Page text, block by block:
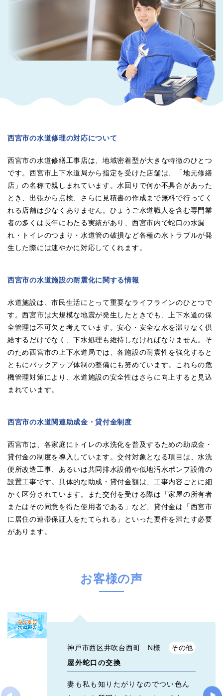
西宮市の水道修理の対応について
西宮市の水道修繕工事店は、地域密着型が大きな特徴のひとつ
です。西宮市上下水道局から指定を受けた店舗は、「地元修繕
店」の名称で親しまれています。水回りで何か不具合があった
とき、出張から点検、さらに見積書の作成まで無料で行ってく
れる店舗は少なくありません。ひょうご水道職人を含む専門業
者の多くは長年にわたる実績があり、西宮市内で蛇口の水漏
れ・トイレのつまり・水道管の破損など各種の水トラブルが発
生した際には速やかに対応してくれます。
西宮市の水道施設の耐震化に関する情報
水道施設は、市民生活にとって重要なライフラインのひとつで
す。西宮市は大規模な地震が発生したときでも、上下水道の保
全管理は不可欠と考えています。安心・安全な水を滞りなく供
給するだけでなく、下水処理も維持しなければなりません。そ
のため西宮市の上下水道局では、各施設の耐震性を強化すると
ともにバックアップ体制の整備にも努めています。これらの危
機管理対策により、水道施設の安全性はさらに向上すると見込
まれています。
西宮市の水道関連助成金・貸付金制度
西宮市は、各家庭にトイレの水洗化を普及するための助成金・
貸付金の制度を導入しています。交付対象となる項目は、水洗
便所改造工事、あるいは共同排水設備や低地汚水ポンプ設備の
設置工事です。具体的な助成・貸付金額は、工事内容ごとに細
かく区分されています。また交付を受ける際は「家屋の所有者
またはその同意を得た使用者である」など、貸付金は「西宮市
に居住の連帯保証人をたてられる」といった要件を満たす必要
があります。
お客様の声
神戸市西区井吹台西町 N様
その他
屋外蛇口の交換
妻も私も知りたがりなのでつい色ん